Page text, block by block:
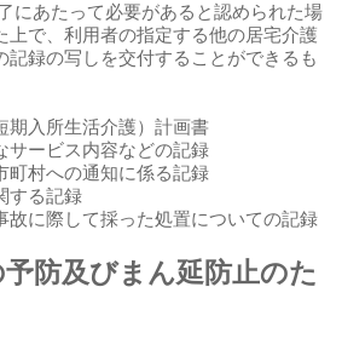
にあたって必要があると認められた場
上で、利用者の指定する他の居宅介護
記録の写しを交付することができるも
期入所生活介護）計画書
サービス内容などの記録
町村への通知に係る記録
する記録
故に際して採った処置についての記録
予防及びまん延防止のた